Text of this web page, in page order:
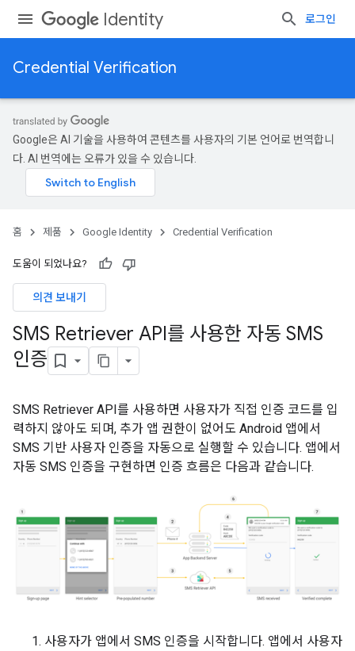
Identity 로그인
Credential Verification
Google은 AI 기술을 사용하여 콘텐츠를 사용자의 기본 언어로 번역합니
다. AI 번역에는 오류가 있을 수 있습니다.
홈 제품 Google Identity Credential Verification
도움이 되었나요?
의견 보내기
SMS Retriever API를 사용한 자동 SMS
인증
SMS Retriever API를 사용하면 사용자가 직접 인증 코드를 입
력하지 않아도 되며, 추가 앱 권한이 없어도 Android 앱에서
SMS 기반 사용자 인증을 자동으로 실행할 수 있습니다. 앱에서
자동 SMS 인증을 구현하면 인증 흐름은 다음과 같습니다.
사용자가 앱에서 SMS 인증을 시작합니다. 앱에서 사용자